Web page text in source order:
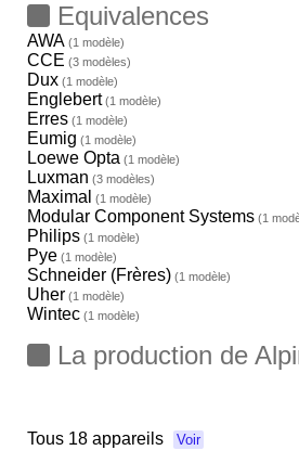
Equivalences
AWA (1 modèle)
CCE (3 modèles)
Dux (1 modèle)
Englebert(1 modèle)
Erres (1 modèle)
Eumig (1 modèle)
Loewe Opta (1 modèle)
Luxman (3 modèles)
Maximal (1 modèle)
Modular Component Systems (1
Philips (1 modèle)
Pye (1 modèle)
Schneider (Frères) (1 modèle)
Uher (1 modèle)
Wintec (1 modèle)
La production de
Tous 18 appareils Voir